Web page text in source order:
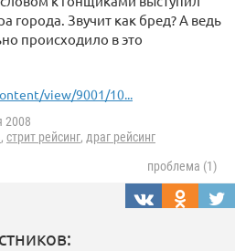
города. Звучит как бред? А ведь
происходило в это
view/9001/10...
2008
, стрит рейсинг, драг рейсинг
проблема (1)